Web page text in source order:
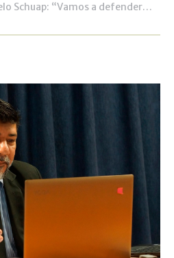
Schuap: “Vamos a defender…